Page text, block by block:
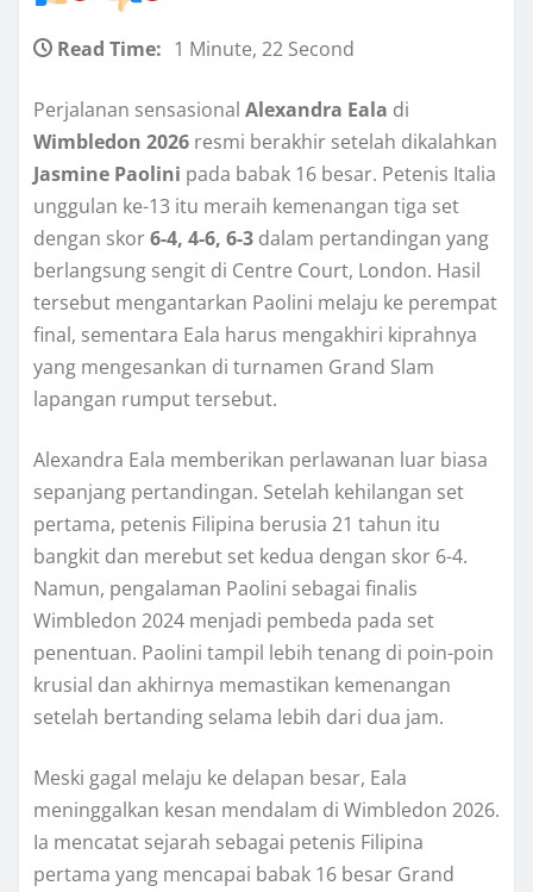
Read Time: 1 Minute, 22 Second
Perjalanan sensasional Alexandra Eala di
Wimbledon 2026 resmi berakhir setelah dikalahkan
Jasmine Paolini pada babak 16 besar. Petenis Italia
unggulan ke-13 itu meraih kemenangan tiga set
dengan skor6-4, 4-6, 6-3 dalam pertandingan yang
berlangsung sengit di Centre Court, London. Hasil
tersebut mengantarkan Paolini melaju ke perempat
final, sementara Eala harus mengakhiri kiprahnya
yang mengesankan di turnamen Grand Slam
lapangan rumput tersebut.
Alexandra Eala memberikan perlawanan luar biasa
sepanjang pertandingan. Setelah kehilangan set
pertama, petenis Filipina berusia 21 tahun itu
bangkit dan merebut set kedua dengan skor 6-4.
Namun, pengalaman Paolini sebagai finalis
Wimbledon 2024 menjadi pembeda pada set
penentuan. Paolini tampil lebih tenang di poin-poin
krusial dan akhirnya memastikan kemenangan
setelah bertanding selama lebih dari dua jam.
Meski gagal melaju ke delapan besar, Eala
meninggalkan kesan mendalam di Wimbledon 2026.
Ia mencatat sejarah sebagai petenis Filipina
pertama yang mencapai babak 16 besar Grand